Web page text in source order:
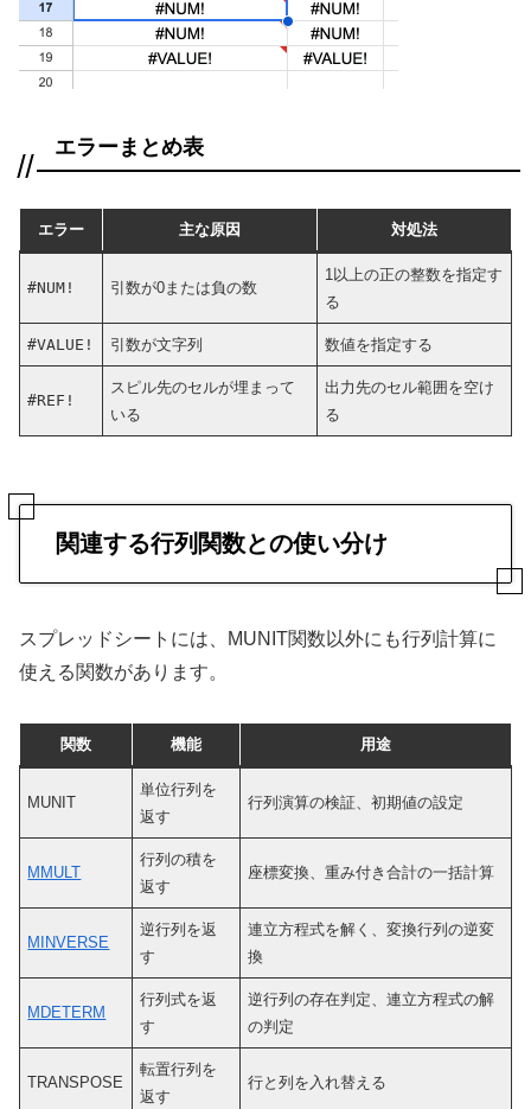
エラーまとめ表
エラー 主な原因 対処法
#NUM! 引数が0または負の数
1以上の正の整数を指定す
る
#VALUE! 引数が文字列 数値を指定する
#REF!
スピル先のセルが埋まって
いる
出力先のセル範囲を空け
る
関連する行列関数との使い分け
スプレッドシートには、MUNIT関数以外にも行列計算に
使える関数があります。
関数 機能 用途
MUNIT
単位行列を
返す
行列演算の検証、初期値の設定
MMULT
行列の積を
返す
座標変換、重み付き合計の一括計算
MINVERSE
逆行列を返
す
連立方程式を解く、変換行列の逆変
換
MDETERM
行列式を返
す
逆行列の存在判定、連立方程式の解
の判定
TRANSPOSE
転置行列を
返す
行と列を入れ替える